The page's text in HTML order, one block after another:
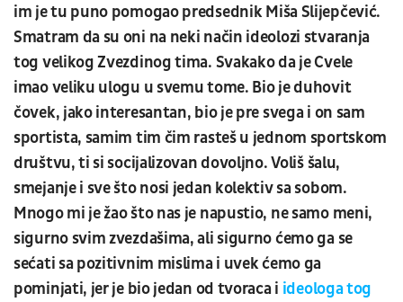
im je tu puno pomogao predsednik Miša Slijepčević.
Smatram da su oni na neki način ideolozi stvaranja
tog velikog Zvezdinog tima. Svakako da je Cvele
imao veliku ulogu u svemu tome. Bio je duhovit
čovek, jako interesantan, bio je pre svega i on sam
sportista, samim tim čim rasteš u jednom sportskom
društvu, ti si socijalizovan dovoljno. Voliš šalu,
smejanje i sve što nosi jedan kolektiv sa sobom.
Mnogo mi je žao što nas je napustio, ne samo meni,
sigurno svim zvezdašima, ali sigurno ćemo ga se
sećati sa pozitivnim mislima i uvek ćemo ga
pominjati, jer je bio jedan od tvoraca i ideologa tog